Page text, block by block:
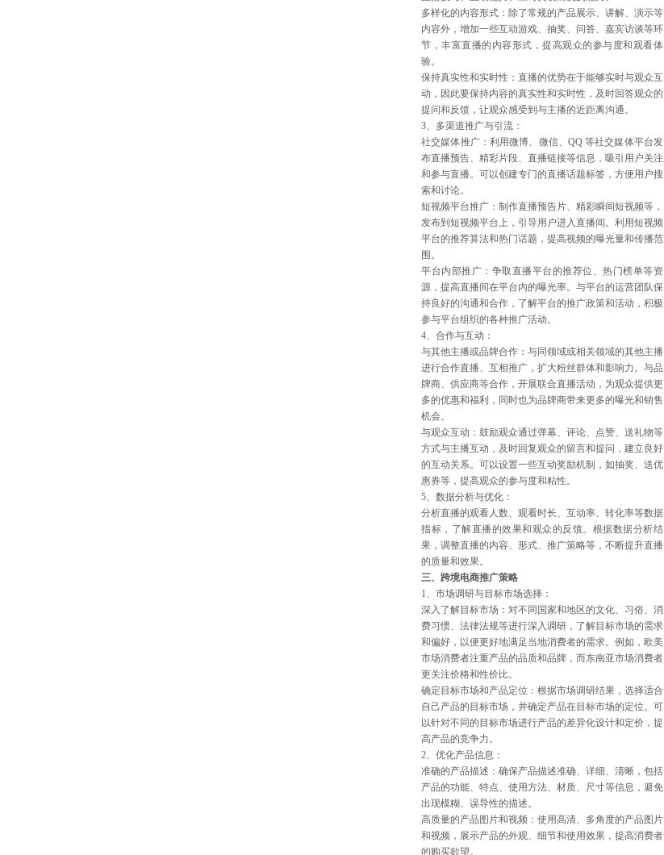
多样化的内容形式：除了常规的产品展示、讲解、演示等
内容外，增加一些互动游戏、抽奖、问答、嘉宾访谈等环
节，丰富直播的内容形式，提高观众的参与度和观看体
验。
保持真实性和实时性：直播的优势在于能够实时与观众互
动，因此要保持内容的真实性和实时性，及时回答观众的
提问和反馈，让观众感受到与主播的近距离沟通。
3、多渠道推广与引流：
社交媒体推广：利用微博、微信、QQ 等社交媒体平台发
布直播预告、精彩片段、直播链接等信息，吸引用户关注
和参与直播。可以创建专门的直播话题标签，方便用户搜
索和讨论。
短视频平台推广：制作直播预告片、精彩瞬间短视频等，
发布到短视频平台上，引导用户进入直播间。利用短视频
平台的推荐算法和热门话题，提高视频的曝光量和传播范
围。
平台内部推广：争取直播平台的推荐位、热门榜单等资
源，提高直播间在平台内的曝光率。与平台的运营团队保
持良好的沟通和合作，了解平台的推广政策和活动，积极
参与平台组织的各种推广活动。
4、合作与互动：
与其他主播或品牌合作：与同领域或相关领域的其他主播
进行合作直播、互相推广，扩大粉丝群体和影响力。与品
牌商、供应商等合作，开展联合直播活动，为观众提供更
多的优惠和福利，同时也为品牌商带来更多的曝光和销售
机会。
与观众互动：鼓励观众通过弹幕、评论、点赞、送礼物等
方式与主播互动，及时回复观众的留言和提问，建立良好
的互动关系。可以设置一些互动奖励机制，如抽奖、送优
惠券等，提高观众的参与度和粘性。
5、数据分析与优化：
分析直播的观看人数、观看时长、互动率、转化率等数据
指标，了解直播的效果和观众的反馈。根据数据分析结
果，调整直播的内容、形式、推广策略等，不断提升直播
的质量和效果。
三、跨境电商推广策略
1、市场调研与目标市场选择：
深入了解目标市场：对不同国家和地区的文化、习俗、消
费习惯、法律法规等进行深入调研，了解目标市场的需求
和偏好，以便更好地满足当地消费者的需求。例如，欧美
市场消费者注重产品的品质和品牌，而东南亚市场消费者
更关注价格和性价比。
确定目标市场和产品定位：根据市场调研结果，选择适合
自己产品的目标市场，并确定产品在目标市场的定位。可
以针对不同的目标市场进行产品的差异化设计和定价，提
高产品的竞争力。
2、优化产品信息：
准确的产品描述：确保产品描述准确、详细、清晰，包括
产品的功能、特点、使用方法、材质、尺寸等信息，避免
出现模糊、误导性的描述。
高质量的产品图片和视频：使用高清、多角度的产品图片
和视频，展示产品的外观、细节和使用效果，提高消费者
的购买欲望。